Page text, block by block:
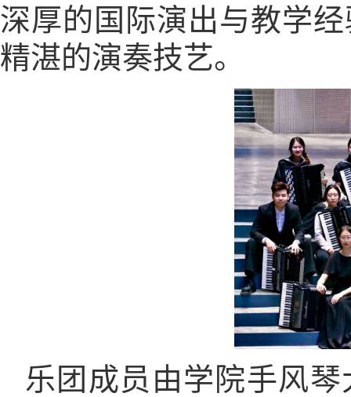
深厚的国际演出与教学
精湛的演奏技艺。
乐团成员由学院手风